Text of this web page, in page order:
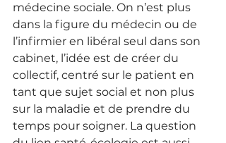
médecine sociale. On n’est plus
dans la figure du médecin ou de
l’infirmier en libéral seul dans son
cabinet, l’idée est de créer du
collectif, centré sur le patient en
tant que sujet social et non plus
sur la maladie et de prendre du
temps pour soigner. La question